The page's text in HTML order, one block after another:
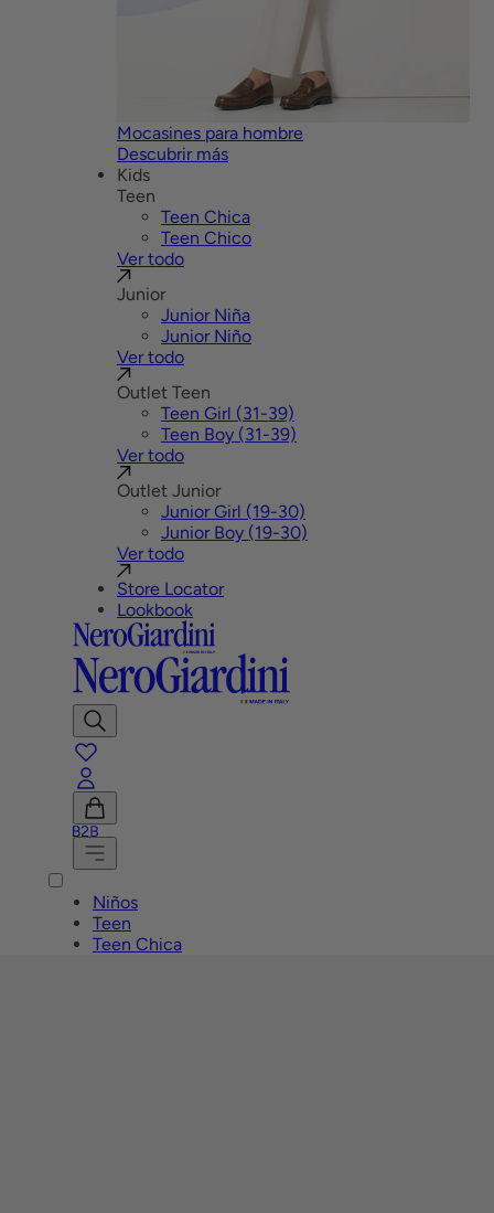
Mocasines para hombre
Descubrir más
Kids
Teen
Teen Chica
Teen Chico
Ver todo
Junior
Junior Niña
Junior Niño
Ver todo
Outlet Teen
Teen Girl (31-39)
Teen Boy (31-39)
Ver todo
Outlet Junior
Junior Girl (19-30)
Junior Boy (19-30)
Ver todo
Store Locator
Lookbook
Buscar
favoritos
Cuenta
Ver
carrito
Menú
Niños
Teen
Teen Chica